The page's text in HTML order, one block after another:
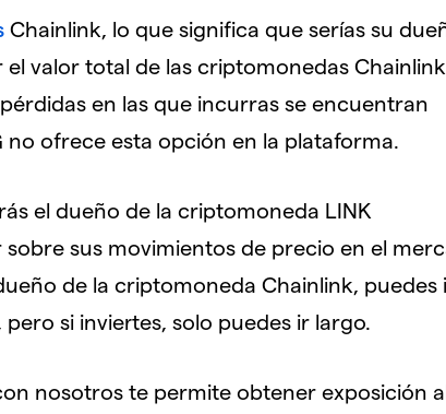
Chainlink, lo que significa que serías su
valor total de las criptomonedas
en las que incurras se encuentran
no ofrece esta opción en la plataforma.
el dueño de la criptomoneda LINK
sus movimientos de precio en el
de la criptomoneda Chainlink, puedes
si inviertes, solo puedes ir largo.
nosotros te permite obtener exposición